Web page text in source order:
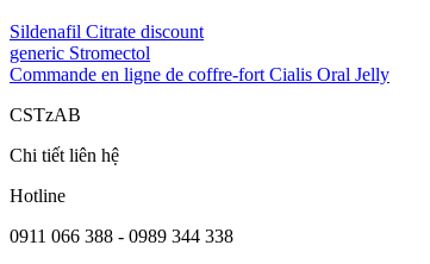
Sildenafil Citrate discount
generic Stromectol
Commande en ligne de coffre-fort Cialis Oral Jelly
CSTzAB
Chi tiết liên hệ
Hotline
0911 066 388 - 0989 344 338